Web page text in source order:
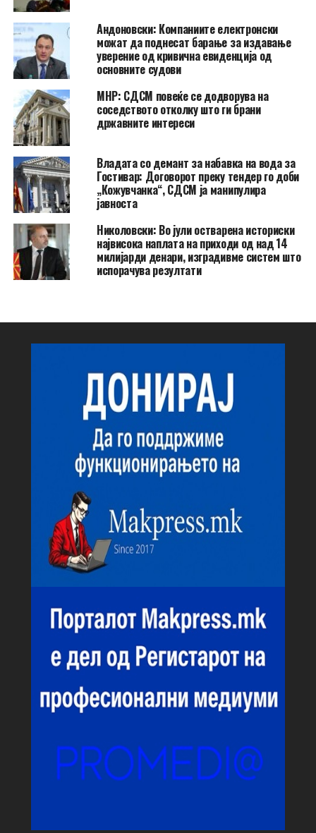
Андоновски: Компаниите електронски
можат да поднесат барање за издавање
уверение од кривична евиденција од
основните судови
МНР: СДСМ повеќе се додворува на
соседството отколку што ги брани
државните интереси
Владата со демант за набавка на вода за
Гостивар: Договорот преку тендер го доби
„Кожувчанка“, СДСМ ја манипулира
јавноста
Николовски: Во јули остварена историски
највисока наплата на приходи од над 14
милијарди денари, изградивме систем што
испорачува резултати